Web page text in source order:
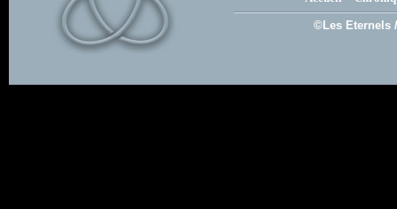
©Les Eternels